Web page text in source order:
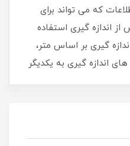
که می تواند برای
اندازه گیری استفاده
گیری بر اساس متر،
اندازه گیری به یکدیگر